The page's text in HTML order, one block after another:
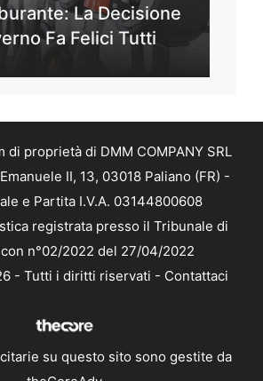
La Decisione
Fa Felici Tutti
di proprietà di DMM COMPANY SRL
II, 13, 03018 Paliano (FR) -
e Partita I.V.A. 03144800608
registrata presso il Tribunale di
n°02/2022 del 27/04/2022
- Tutti i diritti riservati - Contattaci
su questo sito sono gestite da